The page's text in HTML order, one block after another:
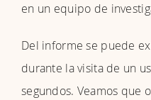
en un equipo de
Del informe se puede
durante la visita de un
segundos. Veamos que